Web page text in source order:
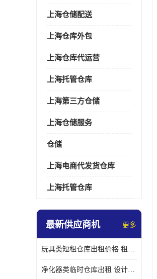
上海仓储配送
上海仓库外包
上海仓库代运营
上海托管仓库
上海第三方仓储
上海仓储服务
仓储
上海电商代发货仓库
上海托管仓库
最新供应商机 更多
玩具类短租仓库出租价格 租期灵活 智能电商配套
净化器类临时仓库出租 设计简单 电商仓储物流战略合作